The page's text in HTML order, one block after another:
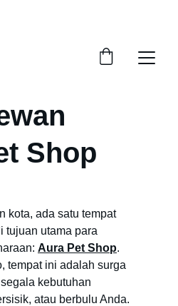
Shop
kota, ada satu tempat
tujuan utama para
Aura Pet Shop.
tempat ini adalah surga
kebutuhan
atau berbulu Anda.